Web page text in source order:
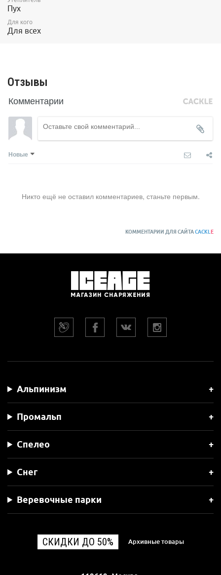
Пух
Для кого
Для всех
Отзывы
Комментарии
Новые
Никто ещё не оставил комментариев, станьте первым.
КОММЕНТАРИИ ДЛЯ САЙТАCACKLE
Альпинизм
Промальп
Спелео
Снег
Веревочные парки
СКИДКИ ДО 50% Архивные товары